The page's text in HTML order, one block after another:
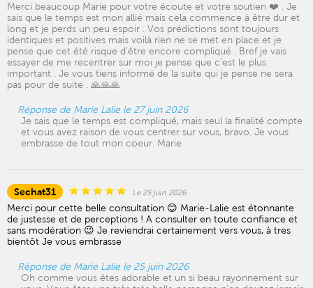
Merci beaucoup Marie pour votre écoute et votre soutien ❤️ . Je
sais que le temps est mon allié mais cela commence à être dur et
long et je perds un peu espoir . Vos prédictions sont toujours
identiques et positives mais voilà rien ne se met en place et je
pense que cet été risque d’être encore compliqué . Bref je vais
essayer de me recentrer sur moi je pense que c’est le plus
important . Je vous tiens informé de la suite qui je pense ne sera
pas pour de suite . 🙏🙏🙏
Réponse de Marie Lalie le 27 juin 2026
Je sais que le temps est compliqué, mais seul la finalité compte
et vous avez raison de vous centrer sur vous, bravo. Je vous
embrasse de tout mon coeur. Marie
Sechat31 Le 25 juin 2026
Merci pour cette belle consultation 😊 Marie-Lalie est étonnante
de justesse et de perceptions ! A consulter en toute confiance et
sans modération 😉 Je reviendrai certainement vers vous, à tres
bientôt Je vous embrasse
Réponse de Marie Lalie le 25 juin 2026
Oh comme vous êtes adorable et un si beau rayonnement sur